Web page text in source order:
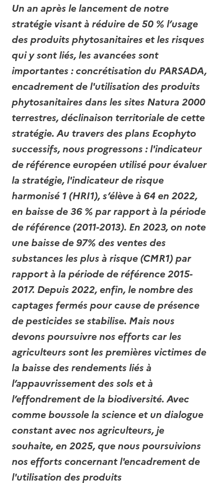
Un an après le lancement de notre
stratégie visant à réduire de 50 % l’usage
des produits phytosanitaires et les risques
qui y sont liés, les avancées sont
importantes : concrétisation du PARSADA,
encadrement de l'utilisation des produits
phytosanitaires dans les sites Natura 2000
terrestres, déclinaison territoriale de cette
stratégie. Au travers des plans Ecophyto
successifs, nous progressons : l'indicateur
de référence européen utilisé pour évaluer
la stratégie, l'indicateur de risque
harmonisé 1 (HRI1), s’élève à 64 en 2022,
en baisse de 36 % par rapport à la période
de référence (2011-2013). En 2023, on note
une baisse de 97% des ventes des
substances les plus à risque (CMR1) par
rapport à la période de référence 2015-
2017. Depuis 2022, enfin, le nombre des
captages fermés pour cause de présence
de pesticides se stabilise. Mais nous
devons poursuivre nos efforts car les
agriculteurs sont les premières victimes de
la baisse des rendements liés à
l’appauvrissement des sols et à
l’effondrement de la biodiversité. Avec
comme boussole la science et un dialogue
constant avec nos agriculteurs, je
souhaite, en 2025, que nous poursuivions
nos efforts concernant l'encadrement de
l'utilisation des produits